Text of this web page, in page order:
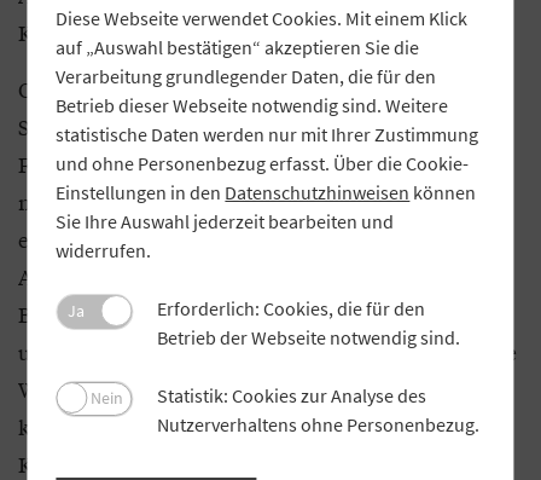
Kreditinstitut in zunehmendem Maße.
Ob in Freising oder in Augsburg:
Schuldenprävention ist eines der Themen bei der
Finanzbildung. „Finanzielle Grundkompetenzen
möglichst früh zu vermitteln, ist aus unserer Sicht
entscheidend“, betont Gabriel von der VR Bank
Augsburg-Ostallgäu. „Wir verstehen diese Form der
Bildungsarbeit daher als Investition in die Zukunft
unserer Region.“ Junge Menschen lernten auf diese
Weise früh Ansprechpartner in Finanzfragen
kennen – und zugleich mögliche Ausbildungs- und
Karrierewege im Bankensektor.
Diese Webseite verwendet Cookies. Mit einem Klick
auf „Auswahl bestätigen“ akzeptieren Sie die
Verarbeitung grundlegender Daten, die für den
Betrieb dieser Webseite notwendig sind. Weitere
statistische Daten werden nur mit Ihrer Zustimmung
und ohne Personenbezug erfasst. Über die Cookie-
Einstellungen in den Datenschutzhinweisen können
Sie Ihre Auswahl jederzeit bearbeiten und
widerrufen.
Ja
Erforderlich: Cookies, die für den
Betrieb der Webseite notwendig sind.
Nein
Statistik: Cookies zur Analyse des
Nutzerverhaltens ohne Personenbezug.